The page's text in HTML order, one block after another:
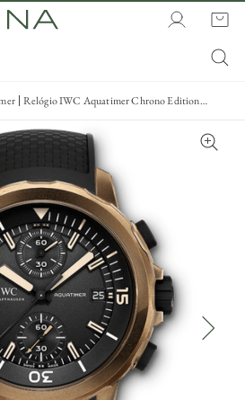
Relógio IWC Aquatimer Chrono Edition
Expedição Charles Darwin 44mm - IW379503